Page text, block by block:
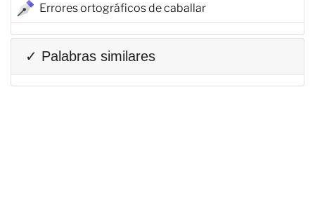
Errores ortográficos de caballar
✓ Palabras similares